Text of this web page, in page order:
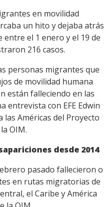
en movilidad
un hito y dejaba atrás
entre el 1 enero y el 19 de
216 casos.
personas migrantes que
de movilidad humana
están falleciendo en las
entrevista con EFE Edwin
Américas del Proyecto
OIM.
desde 2014
pasado fallecieron o
en rutas migratorias de
el Caribe y América